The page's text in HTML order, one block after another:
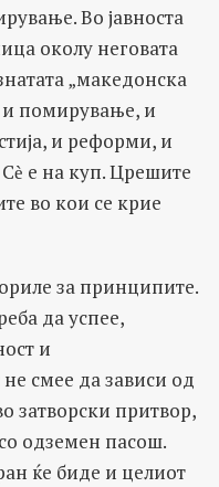
Во јавноста
околу неговата
„македонска
и помирување, и
и реформи, и
е на куп. Црешите
во кои се крие
за принципите.
да успее,
и
смее да зависи од
затворски притвор,
одземен пасош.
ќе биде и целиот